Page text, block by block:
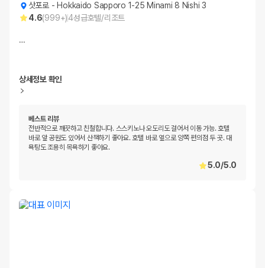
삿포로 - Hokkaido Sapporo 1-25 Minami 8 Nishi 3
4.6(999+)4성급호텔/리조트
…
상세정보 확인
베스트 리뷰
전반적으로 깨끗하고 친철합니다. 스스키노나 오도리도 걸어서 이동 가능. 호텔
바로 앞 공원도 있어서 산책하기 좋아요. 호텔 바로 옆으로 양쪽 편의점 두 곳. 대
욕탕도 조용히 목욕하기 좋아요.
5.0/5.0